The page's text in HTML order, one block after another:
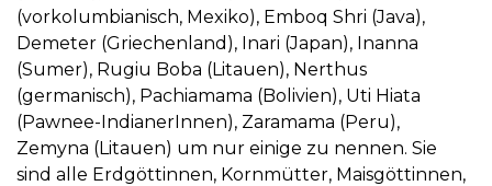
(vorkolumbianisch, Mexiko), Emboq Shri (Java),
Demeter (Griechenland), Inari (Japan), Inanna
(Sumer), Rugiu Boba (Litauen), Nerthus
(germanisch), Pachiamama (Bolivien), Uti Hiata
(Pawnee-IndianerInnen), Zaramama (Peru),
Zemyna (Litauen) um nur einige zu nennen. Sie
sind alle Erdgöttinnen, Kornmütter, Maisgöttinnen,